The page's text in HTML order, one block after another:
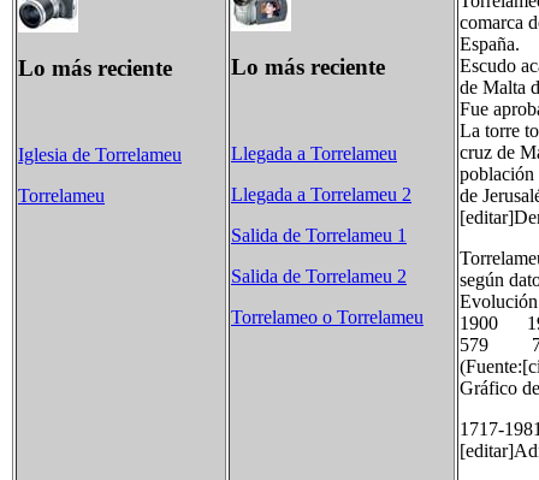
Lo más reciente
Iglesia de Torrelameu
Torrelameu
Lo más reciente
Llegada a Torrelameu
Llegada a Torrelameu 2
Salida de Torrelameu 1
Salida de Torrelameu 2
Torrelameo o Torrelameu
comarca
España.
Escudo
de Malta
Fue
La torre
cruz de
población
de
según
1900
579
Gráfico
1717-